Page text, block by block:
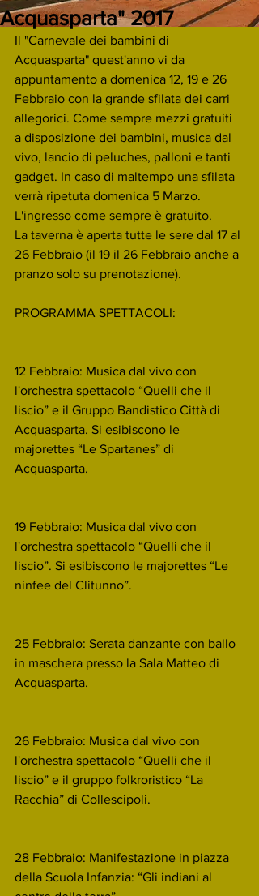
Acquasparta" 2017
Il "Carnevale dei bambini di
Acquasparta" quest'anno vi da
appuntamento a domenica 12, 19 e 26
Febbraio con la grande sfilata dei carri
allegorici. Come sempre mezzi gratuiti
a disposizione dei bambini, musica dal
vivo, lancio di peluches, palloni e tanti
gadget. In caso di maltempo una sfilata
verrà ripetuta domenica 5 Marzo.
L'ingresso come sempre è gratuito.
La taverna è aperta tutte le sere dal 17 al
26 Febbraio (il 19 il 26 Febbraio anche a
pranzo solo su prenotazione).
PROGRAMMA SPETTACOLI:
12 Febbraio: Musica dal vivo con
l'orchestra spettacolo “Quelli che il
liscio” e il Gruppo Bandistico Città di
Acquasparta. Si esibiscono le
majorettes “Le Spartanes” di
Acquasparta.
19 Febbraio: Musica dal vivo con
l'orchestra spettacolo “Quelli che il
liscio”. Si esibiscono le majorettes “Le
ninfee del Clitunno”.
25 Febbraio: Serata danzante con ballo
in maschera presso la Sala Matteo di
Acquasparta.
26 Febbraio: Musica dal vivo con
l'orchestra spettacolo “Quelli che il
liscio” e il gruppo folkroristico “La
Racchia” di Collescipoli.
28 Febbraio: Manifestazione in piazza
della Scuola Infanzia: “Gli indiani al